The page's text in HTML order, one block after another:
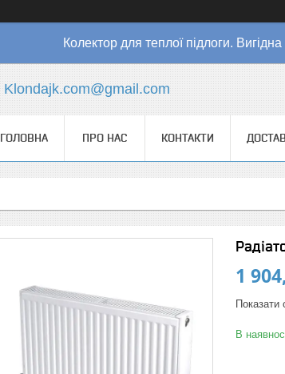
Колектор для теплої підлоги.
Klondajk.com@gmail.com
ГОЛОВНА ПРО НАС КОНТАКТИ
1
Показати
В